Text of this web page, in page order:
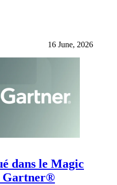
16 June, 2026
dans le Magic
Gartner®